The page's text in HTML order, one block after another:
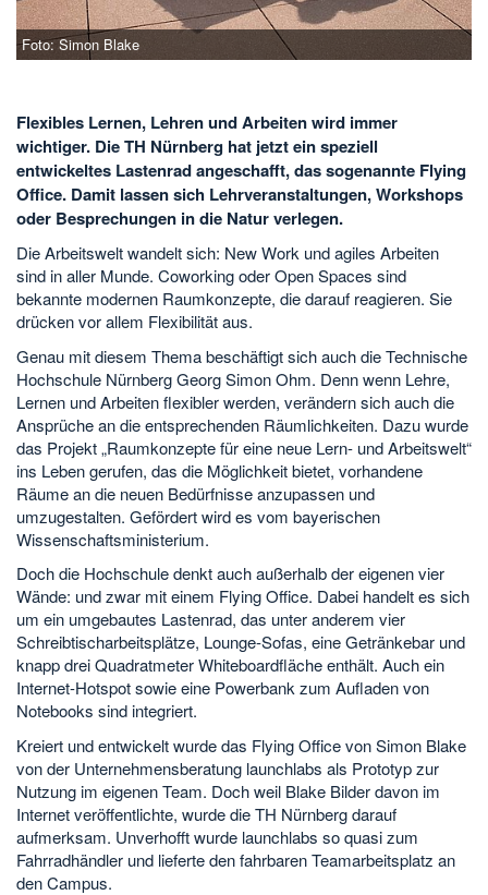
Foto: Simon Blake
Flexibles Lernen, Lehren und Arbeiten wird immer
wichtiger. Die TH Nürnberg hat jetzt ein speziell
entwickeltes Lastenrad angeschafft, das sogenannte Flying
Office. Damit lassen sich Lehrveranstaltungen, Workshops
oder Besprechungen in die Natur verlegen.
Die Arbeitswelt wandelt sich: New Work und agiles Arbeiten
sind in aller Munde. Coworking oder Open Spaces sind
bekannte modernen Raumkonzepte, die darauf reagieren. Sie
drücken vor allem Flexibilität aus.
Genau mit diesem Thema beschäftigt sich auch die Technische
Hochschule Nürnberg Georg Simon Ohm. Denn wenn Lehre,
Lernen und Arbeiten flexibler werden, verändern sich auch die
Ansprüche an die entsprechenden Räumlichkeiten. Dazu wurde
das Projekt „Raumkonzepte für eine neue Lern- und Arbeitswelt“
ins Leben gerufen, das die Möglichkeit bietet, vorhandene
Räume an die neuen Bedürfnisse anzupassen und
umzugestalten. Gefördert wird es vom bayerischen
Wissenschaftsministerium.
Doch die Hochschule denkt auch außerhalb der eigenen vier
Wände: und zwar mit einem Flying Office. Dabei handelt es sich
um ein umgebautes Lastenrad, das unter anderem vier
Schreibtischarbeitsplätze, Lounge-Sofas, eine Getränkebar und
knapp drei Quadratmeter Whiteboardfläche enthält. Auch ein
Internet-Hotspot sowie eine Powerbank zum Aufladen von
Notebooks sind integriert.
Kreiert und entwickelt wurde das Flying Office von Simon Blake
von der Unternehmensberatung launchlabs als Prototyp zur
Nutzung im eigenen Team. Doch weil Blake Bilder davon im
Internet veröffentlichte, wurde die TH Nürnberg darauf
aufmerksam. Unverhofft wurde launchlabs so quasi zum
Fahrradhändler und lieferte den fahrbaren Teamarbeitsplatz an
den Campus.